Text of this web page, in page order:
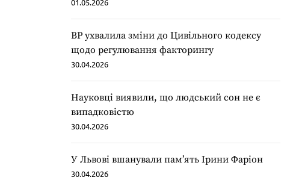
ВР ухвалила зміни до Цивільного кодексу
щодо регулювання факторингу
30.04.2026
Науковці виявили, що людський сон не є
випадковістю
30.04.2026
У Львові вшанували пам’ять Ірини Фаріон
30.04.2026